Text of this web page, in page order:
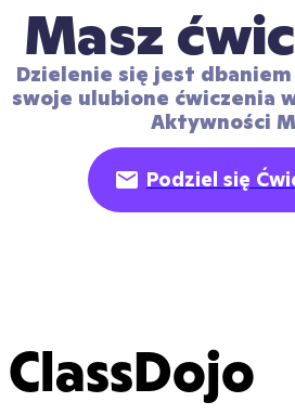
Masz
Dzielenie się jest
swoje ulubione ćwiczenia
Aktywności
Podziel się
ClassDojo